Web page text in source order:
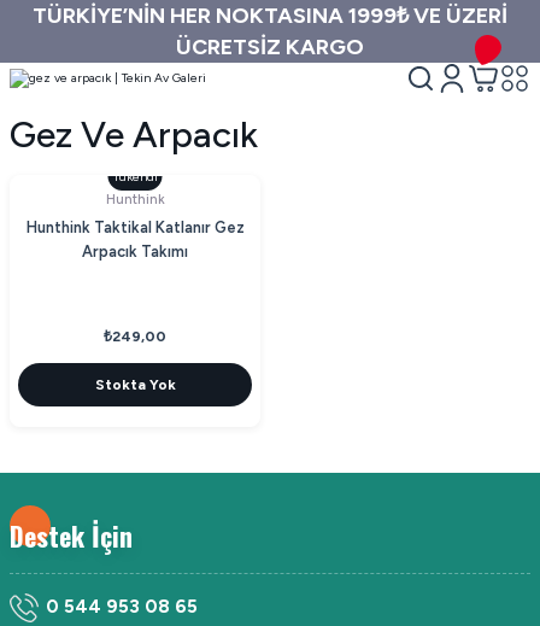
TÜRKİYE’NİN HER NOKTASINA 1999₺ VE ÜZERİ
ÜCRETSİZ KARGO
Gez Ve Arpacık
Tükendi
Hunthink
Hunthink Taktikal Katlanır Gez
Arpacık Takımı
₺249,00
Stokta Yok
Destek İçin
0 544 953 08 65